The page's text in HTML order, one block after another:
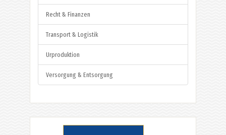
Recht & Finanzen
Transport & Logistik
Urproduktion
Versorgung & Entsorgung